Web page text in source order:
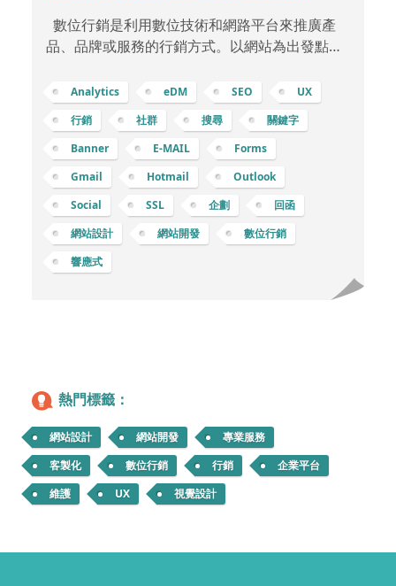
數位行銷是利用數位技術和網路平台來推廣產
品、品牌或服務的行銷方式。以網站為出發點的
心，核心架構可以包含： 優化使用者體驗 (UX)：
網站設計：創建易於導航、反應靈敏、訊息清晰
的網站設計，讓使用者能夠輕鬆找到所需訊息。
行動優化：確保網站在不同裝置上都能良好運
行，尤其是行動裝置，提供優質的行動使用者體
驗。 優質內容：部落格和內容行銷：在網站上設
置部落格或資源頁面，提供有價值的內容，包括
文章、指南、白皮書等，吸引並保留使用者。
Analytics eDM SEO
UX
行銷
社群 搜尋
關鍵字
Banner
E-MAIL
Forms
Gmail
Hotmail
Outlook
Social
SSL 企劃
回函
網站設計
網站開發
數位行銷
響應式
熱門標籤：
網站設計 網站開發
專業服務
客製化
數位行銷 行銷
企業平台
維護
UX 視覺設計